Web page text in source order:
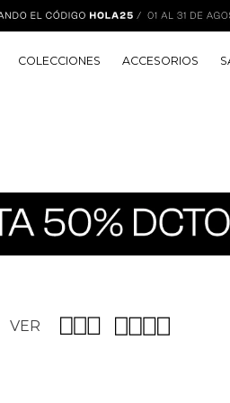
COLECCIONES ACCESORIOS
VER